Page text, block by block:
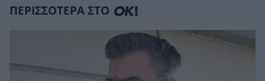
ΠΕΡΙΣΣΟΤΕΡΑ ΣΤΟ